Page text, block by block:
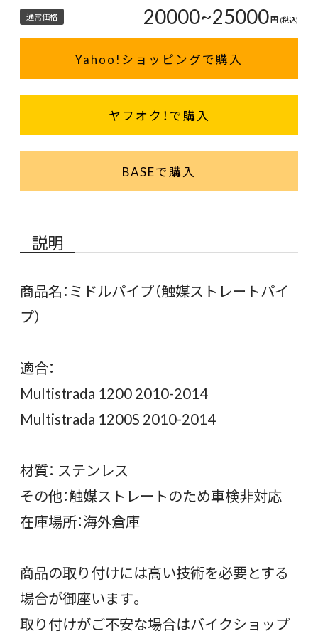
通常価格 20000~25000円 (税込)
Yahoo!ショッピングで購入
ヤフオク！で購入
BASEで購入
説明
商品名：ミドルパイプ（触媒ストレートパイ
プ）
適合：
Multistrada 1200 2010-2014
Multistrada 1200S 2010-2014
材質： ステンレス
その他：触媒ストレートのため車検非対応
在庫場所：海外倉庫
商品の取り付けには高い技術を必要とする
場合が御座います。
取り付けがご不安な場合はバイクショップ